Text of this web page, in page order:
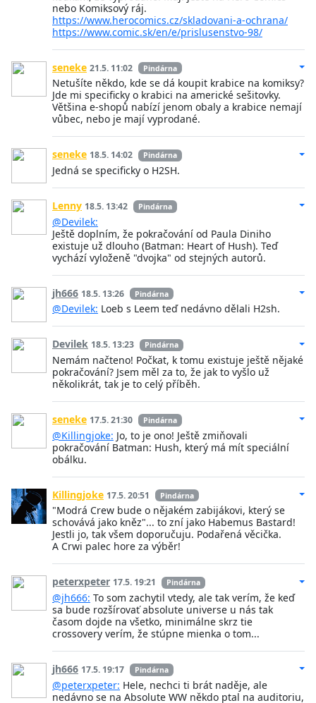
nebo Komiksový ráj.
https://www.herocomics.cz/skladovani-a-ochrana/
https://www.comic.sk/en/e/prislusenstvo-98/
seneke 21.5. 11:02 Pindárna
Netušíte někdo, kde se dá koupit krabice na komiksy?
Jde mi specificky o krabici na americké sešitovky.
Většina e-shopů nabízí jenom obaly a krabice nemají
vůbec, nebo je mají vyprodané.
seneke 18.5. 14:02 Pindárna
Jedná se specificky o H2SH.
Lenny 18.5. 13:42 Pindárna
@Devilek:
Ještě doplním, že pokračování od Paula Diniho
existuje už dlouho (Batman: Heart of Hush). Teď
vychází vyloženě "dvojka" od stejných autorů.
jh666 18.5. 13:26 Pindárna
@Devilek: Loeb s Leem teď nedávno dělali H2sh.
Devilek 18.5. 13:23 Pindárna
Nemám načteno! Počkat, k tomu existuje ještě nějaké
pokračování? Jsem měl za to, že jak to vyšlo už
několikrát, tak je to celý příběh.
seneke 17.5. 21:30 Pindárna
@Killingjoke: Jo, to je ono! Ještě zmiňovali
pokračování Batman: Hush, který má mít speciální
obálku.
Killingjoke 17.5. 20:51 Pindárna
"Modrá Crew bude o nějakém zabijákovi, který se
schovává jako kněz"... to zní jako Habemus Bastard!
Jestli jo, tak všem doporučuju. Podařená věcička.
A Crwi palec hore za výběr!
peterxpeter 17.5. 19:21 Pindárna
@jh666: To som zachytil vtedy, ale tak verím, že keď
sa bude rozšírovať absolute universe u nás tak
časom dojde na všetko, minimálne skrz tie
crossovery verím, že stúpne mienka o tom...
jh666 17.5. 19:17 Pindárna
@peterxpeter: Hele, nechci ti brát naděje, ale
nedávno se na Absolute WW někdo ptal na auditoriu,